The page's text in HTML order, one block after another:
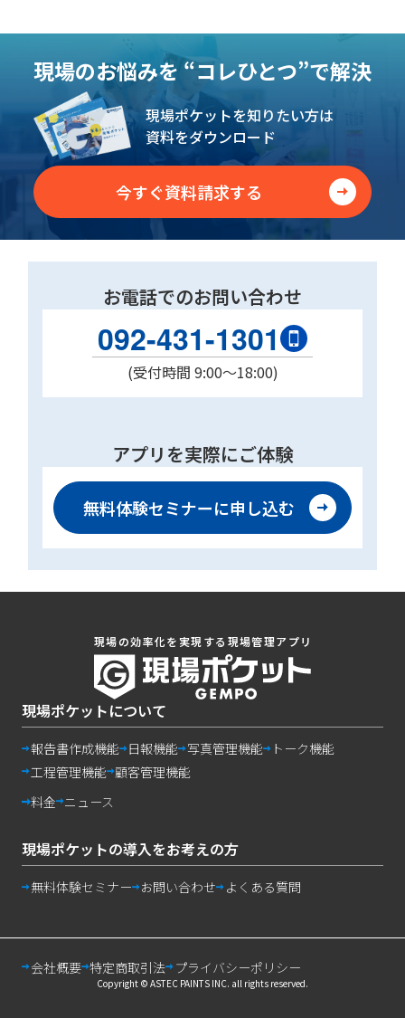
現場のお悩みを “コレひとつ”で解決
現場ポケットを知りたい方は
資料をダウンロード
今すぐ資料請求する
お電話でのお問い合わせ
092-431-1301
(受付時間 9:00〜18:00)
アプリを実際にご体験
無料体験セミナーに申し込む
現場の効率化を実現する現場管理アプリ
現場ポケットについて
報告書作成機能 日報機能 写真管理機能
トーク機能
工程管理機能 顧客管理機能
料金 ニュース
現場ポケットの導入をお考えの方
無料体験セミナー お問い合わせ よくある質問
会社概要 特定商取引法 プライバシーポリシー
Copyright © ASTEC PAINTS INC. all rights reserved.
“無制限で ”
今すぐ資料請求する